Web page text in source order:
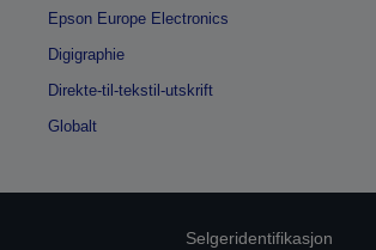
Epson Europe Electronics
Digigraphie
Direkte-til-tekstil-utskrift
Globalt
Selgeridentifikasjon